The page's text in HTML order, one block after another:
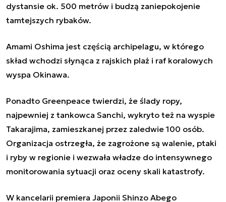
dystansie ok. 500 metrów i budzą zaniepokojenie
tamtejszych rybaków.
Amami Oshima jest częścią archipelagu, w którego
skład wchodzi słynąca z rajskich plaż i raf koralowych
wyspa Okinawa.
Ponadto Greenpeace twierdzi, że ślady ropy,
najpewniej z tankowca Sanchi, wykryto też na wyspie
Takarajima, zamieszkanej przez zaledwie 100 osób.
Organizacja ostrzegła, że zagrożone są walenie, ptaki
i ryby w regionie i wezwała władze do intensywnego
monitorowania sytuacji oraz oceny skali katastrofy.
W kancelarii premiera Japonii Shinzo Abego